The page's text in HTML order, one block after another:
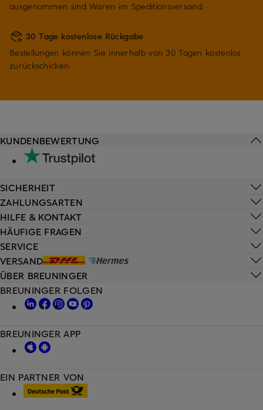
ausgenommen sind Waren im Speditionsversand.
30 Tage kostenlose Rückgabe
Bestellungen können Sie innerhalb von 30 Tagen kostenlos
zurückschicken.
HILFE & KONTAKT
HÄUFIGE FRAGEN
SERVICE
VERSAND
KUNDENBEWERTUNG
SICHERHEIT
ZAHLUNGSARTEN
ÜBER BREUNINGER
EIN PARTNER VON
BREUNINGER FOLGEN
BREUNINGER APP